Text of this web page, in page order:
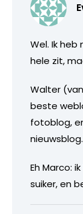
Wel. Ik
hele zit,
Walter
beste
fotoblog,
nieuwsblog.
Eh Marco:
suiker, en